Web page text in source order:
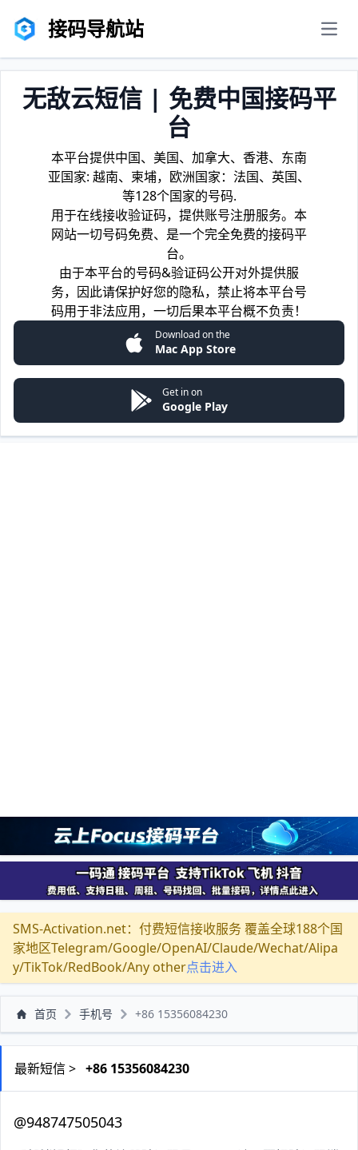
接码导航站
无敌云短信 | 免费中国接码平
台
本平台提供中国、美国、加拿大、香港、东南
亚国家: 越南、柬埔，欧洲国家：法国、英国、
等128个国家的号码.
用于在线接收验证码，提供账号注册服务。本
网站一切号码免费、是一个完全免费的接码平
台。
由于本平台的号码&验证码公开对外提供服
务，因此请保护好您的隐私，禁止将本平台号
码用于非法应用，一切后果本平台概不负责！
Download on the
Mac App Store
Get in on
Google Play
SMS-Activation.net：付费短信接收服务 覆盖全球188个国
家地区Telegram/Google/OpenAI/Claude/Wechat/Alipa
y/TikTok/RedBook/Any other点击进入
首页 手机号 +86 15356084230
最新短信 > +86 15356084230
@948747505043